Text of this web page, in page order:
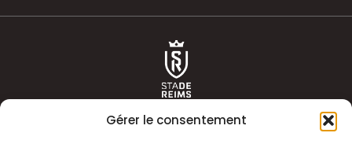
Gérer le consentement